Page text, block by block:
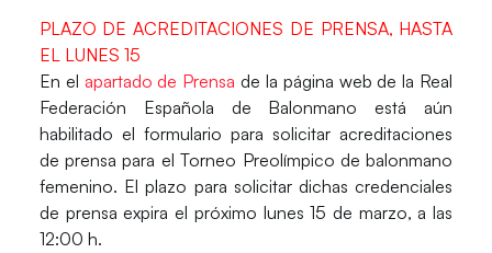
PLAZO DE ACREDITACIONES DE PRENSA, HASTA
EL LUNES 15
En el apartado de Prensa de la página web de la Real
Federación Española de Balonmano está aún
habilitado el formulario para solicitar acreditaciones
de prensa para elTorneo Preolímpico de balonmano
femenino. El plazo para solicitar dichas credenciales
de prensaexpira el próximo lunes 15 de marzo, a las
12:00 h.